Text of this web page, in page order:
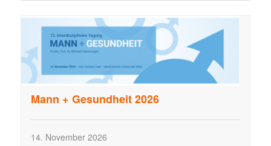
Mann + Gesundheit 2026
14. November 2026